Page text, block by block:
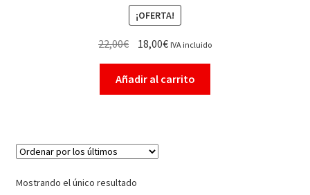
¡OFERTA!
22,00€ 18,00€ IVA incluido
Añadir al carrito
Mostrando el único resultado